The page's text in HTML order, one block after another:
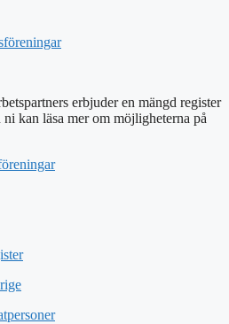
erbjuder en mängd register
kan läsa mer om möjligheterna på